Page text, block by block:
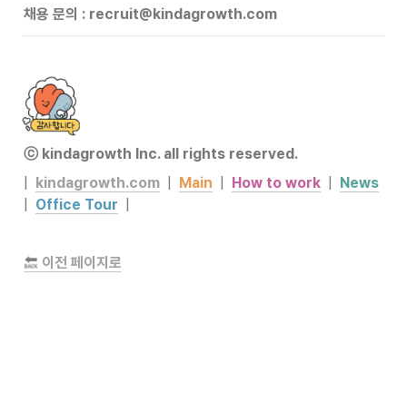
채용 문의 : recruit@kindagrowth.com
ⓒ kindagrowth lnc. all rights reserved.
kindagrowth.com Main How to work
News
Office Tour
이전 페이지로